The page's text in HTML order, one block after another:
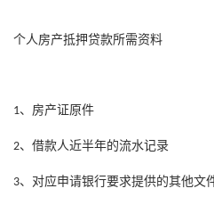
个人房产抵押贷款所需资料
1、房产证原件
2、借款人近半年的流水记录
3、对应申请银行要求提供的其他文